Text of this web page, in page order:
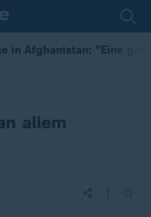
in Afghanistan: "Eine
allem